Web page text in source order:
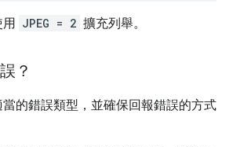
JPEG = 2 擴充列舉。
？
的錯誤類型，並確保回報錯誤的方式